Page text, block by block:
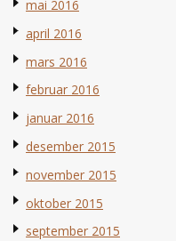
mai 2016
april 2016
mars 2016
februar 2016
januar 2016
desember 2015
november 2015
oktober 2015
september 2015